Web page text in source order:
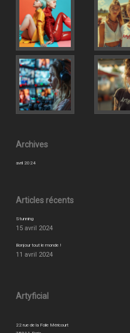
Archives
avril 2024
Articles récents
Stunning
15 avril 2024
Bonjour tout le monde !
11 avril 2024
Artyficial
22 rue de la Folie Méricourt